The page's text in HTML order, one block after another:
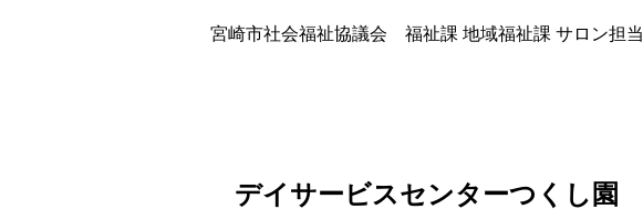
宮崎市社会福祉協議会 福祉課 地域福祉課 サロン担当
デイサービスセンターつくし園